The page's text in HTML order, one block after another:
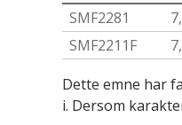
SMF2281
SMF2211F
Dette emne har
i. Dersom